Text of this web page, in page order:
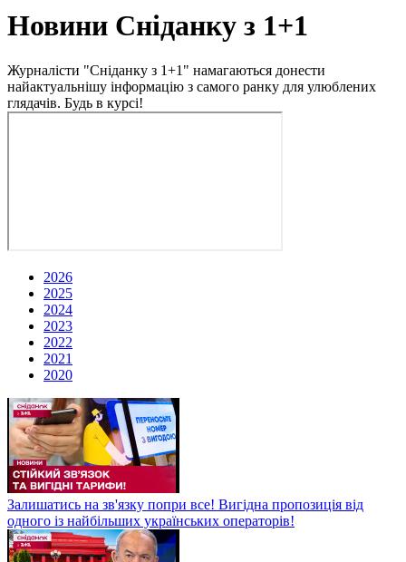
Новини Сніданку з 1+1
Журналісти "Сніданку з 1+1" намагаються донести
найактуальнішу інформацію з самого ранку для улюблених
глядачів. Будь в курсі!
2026
2025
2024
2023
2022
2021
2020
Залишатись на зв'язку попри все! Вигідна пропозиція від
одного із найбільших українських операторів!